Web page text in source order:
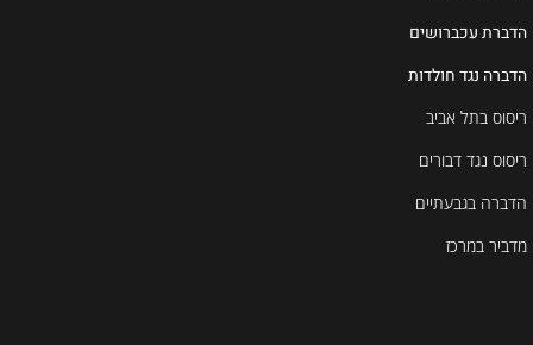
הדברת עכברושים
הדברה נגד חולדות
ריסוס בתל אביב
ריסוס נגד דבורים
הדברה בגבעתיים
מדביר במרכז